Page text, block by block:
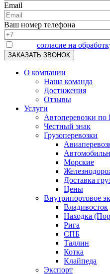
Email
Ваш номер телефона
согласие на
О компании
Наша команда
Достижения
Отзывы
Услуги
Автоперевозки
Честный знак
Грузоперевозки
Морские
Доставка
Цены
Внутрипортовое
Владивосток
Находка
Рига
СПБ
Таллин
Котка
Клайпеда
Экспорт